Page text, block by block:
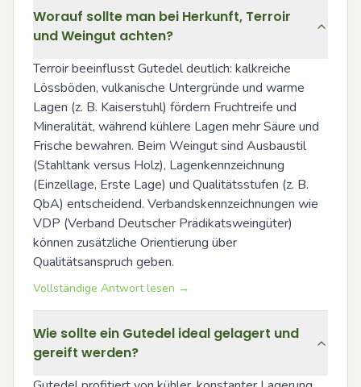
Worauf sollte man bei Herkunft, Terroir
und Weingut achten?
Terroir beeinflusst Gutedel deutlich: kalkreiche
Lössböden, vulkanische Untergründe und warme
Lagen (z. B. Kaiserstuhl) fördern Fruchtreife und
Mineralität, während kühlere Lagen mehr Säure und
Frische bewahren. Beim Weingut sind Ausbaustil
(Stahltank versus Holz), Lagenkennzeichnung
(Einzellage, Erste Lage) und Qualitätsstufen (z. B.
QbA) entscheidend. Verbandskennzeichnungen wie
VDP (Verband Deutscher Prädikatsweingüter)
können zusätzliche Orientierung über
Qualitätsanspruch geben.
Vollständige Antwort lesen →
Wie sollte ein Gutedel ideal gelagert und
gereift werden?